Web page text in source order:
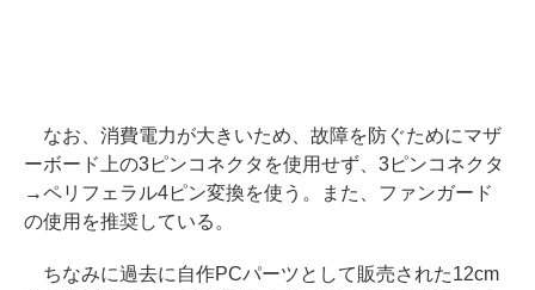
なお、消費電力が大きいため、故障を防ぐためにマザ
ーボード上の3ピンコネクタを使用せず、3ピンコネクタ
→ペリフェラル4ピン変換を使う。また、ファンガード
の使用を推奨している。
ちなみに過去に自作PCパーツとして販売された12cm